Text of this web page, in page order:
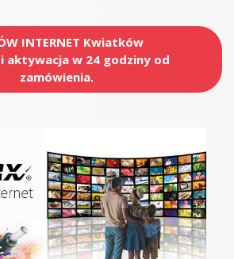
INTERNET Kwiatków
aktywacja w 24 godziny od
zamówienia.